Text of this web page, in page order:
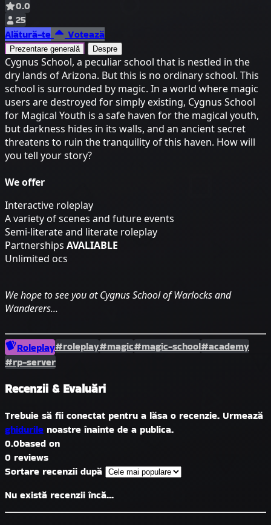
0.0
25
Alătură-te
Votează
Prezentare generală Despre
Cygnus School, a peculiar school that is nestled in the
dry lands of Arizona. But this is no ordinary school. This
school is surrounded by magic. In a world where magic
users are destroyed for simply existing, Cygnus School
for Magical Youth is a safe haven for the magical youth,
but darkness hides in its walls, and an ancient secret
threatens to ruin the tranquility of this haven. How will
you tell your story?
We offer
Interactive roleplay
A variety of scenes and future events
Semi-literate and literate roleplay
Partnerships AVALIABLE
Unlimited ocs
We hope to see you at Cygnus School of Warlocks and
Wanderers...
Roleplay#roleplay#magic#magic-school#academy
#rp-server
Recenzii & Evaluări
Trebuie să fii conectat pentru a lăsa o recenzie. Urmează
ghidurile noastre înainte de a publica.
0.0based on
0 reviews
Sortare recenzii după
Nu există recenzii încă...